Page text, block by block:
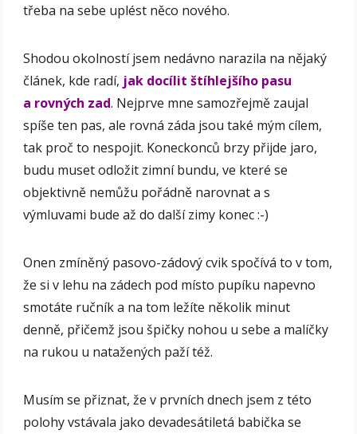
třeba na sebe uplést něco nového.
Shodou okolností jsem nedávno narazila na nějaký
článek, kde radí, jak docílit štíhlejšího pasu
a rovných zad. Nejprve mne samozřejmě zaujal
spíše ten pas, ale rovná záda jsou také mým cílem,
tak proč to nespojit. Koneckonců brzy přijde jaro,
budu muset odložit zimní bundu, ve které se
objektivně nemůžu pořádně narovnat a s
výmluvami bude až do další zimy konec :-)
Onen zmíněný pasovo-zádový cvik spočívá to v tom,
že si v lehu na zádech pod místo pupíku napevno
smotáte ručník a na tom ležíte několik minut
denně, přičemž jsou špičky nohou u sebe a malíčky
na rukou u natažených paží též.
Musím se přiznat, že v prvních dnech jsem z této
polohy vstávala jako devadesátiletá babička se